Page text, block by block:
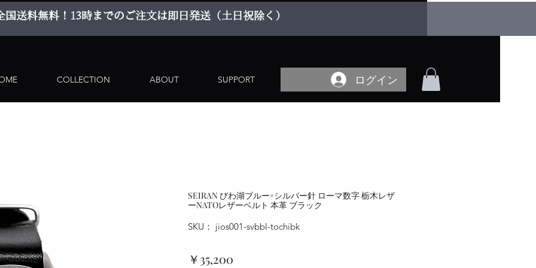
国送料無料！ ​13時までのご注文は即日発送（土日祝除く）
COLLECTION ABOUT SUPPORT ログイン
SEIRAN びわ湖ブルー×シルバー針 ローマ数字 栃木レザ
ーNATOレザーベルト 本革 ブラック
SKU： jios001-svbbl-tochibk
￥35,200